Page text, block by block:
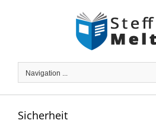
Navigation ...
Sicherheit